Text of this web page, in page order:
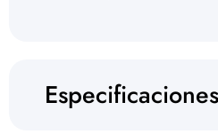
Especificaciones